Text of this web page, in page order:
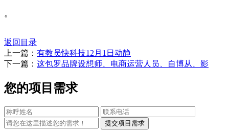
。
返回目录
上一篇： 有教员快科技12月1日动静
下一篇： 这包罗品牌设想师、电商运营人员、自博从、影
您的项目需求